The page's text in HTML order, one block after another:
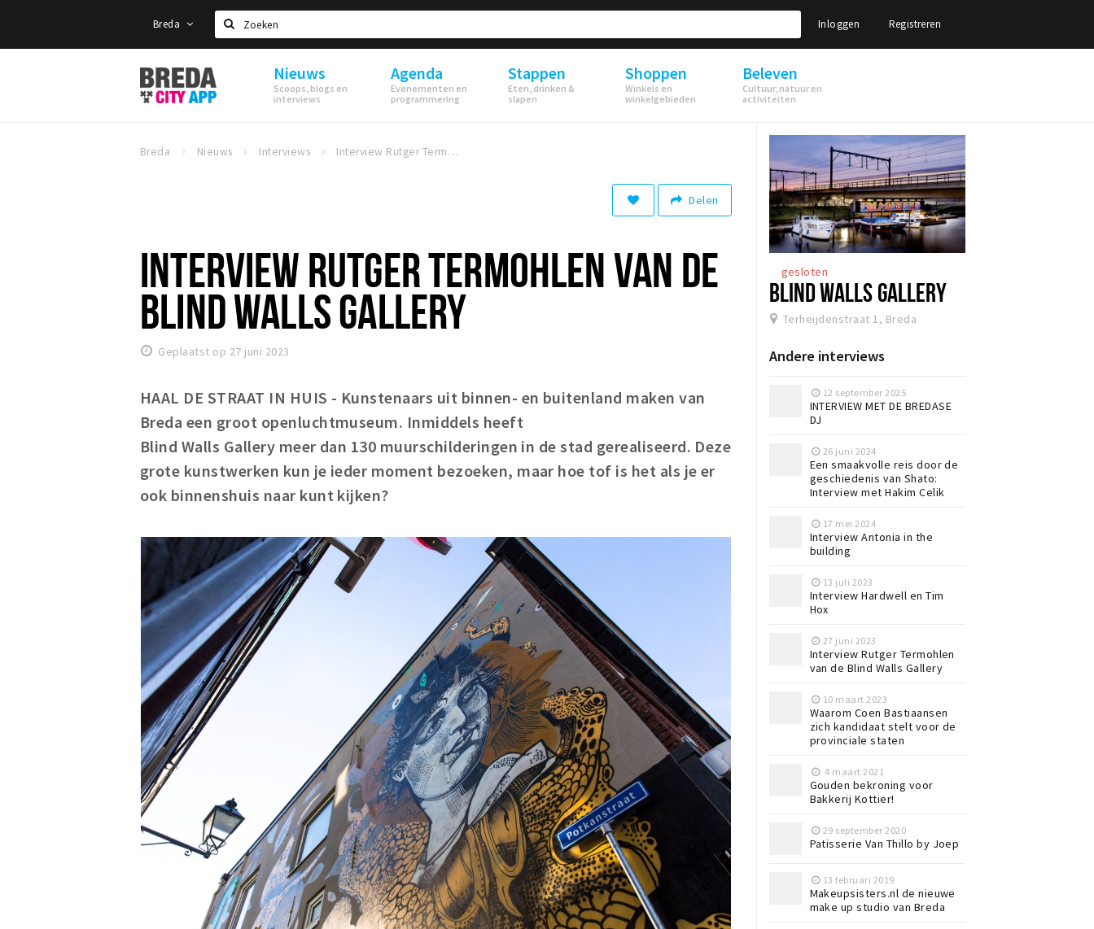
Breda
Zoeken
Inloggen Registreren
Stappen
&
Shoppen
Nieuws
Scoops, blogs en
interviews
Agenda
Evenementen en
programmering
Stappen
Eten, drinken &
slapen
Shoppen
Winkels en
winkelgebieden
Beleven
Cultuur, natuur en
activiteiten
Breda Nieuws Interviews Interview Rutger Termohlen van de Blind Walls Gallery
Delen
INTERVIEW RUTGER TERMOHLEN VAN DE
BLIND WALLS GALLERY
Geplaatst op 27 juni 2023
HAAL DE STRAAT IN HUIS - Kunstenaars uit binnen- en buitenland maken van
Breda een groot openluchtmuseum. Inmiddels heeft
Blind Walls Gallery meer dan 130 muurschilderingen in de stad gerealiseerd. Deze
grote kunstwerken kun je ieder moment bezoeken, maar hoe tof is het als je er
ook binnenshuis naar kunt kijken?
gesloten
BLIND WALLS GALLERY
Terheijdenstraat 1, Breda
Andere interviews
12 september 2025
INTERVIEW MET DE BREDASE
DJ
26 juni 2024
Een smaakvolle reis door de
geschiedenis van Shato:
Interview met Hakim Celik
17 mei 2024
Interview Antonia in the
building
13 juli 2023
Interview Hardwell en Tim
Hox
27 juni 2023
Interview Rutger Termohlen
van de Blind Walls Gallery
10 maart 2023
Waarom Coen Bastiaansen
zich kandidaat stelt voor de
provinciale staten
4 maart 2021
Gouden bekroning voor
Bakkerij Kottier!
29 september 2020
Patisserie Van Thillo by Joep
13 februari 2019
Makeupsisters.nl de nieuwe
make up studio van Breda